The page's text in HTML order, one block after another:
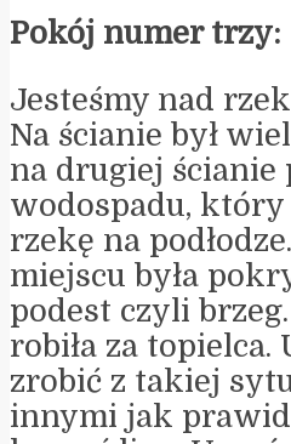
Pokój numer trzy:
Jesteśmy nad
Na ścianie był
na drugiej ścianie
wodospadu,
rzekę na
miejscu była
podest czyli brzeg.
robiła za topielca.
zrobić z takiej
innymi jak